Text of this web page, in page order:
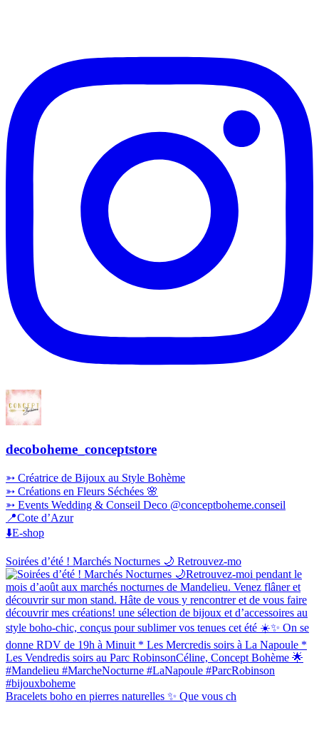
decoboheme_conceptstore
➳ Créatrice de Bijoux au Style Bohème
➳ Créations en Fleurs Séchées 🌸
➳ Events Wedding & Conseil Deco @conceptboheme.conseil
📍Cote d’Azur
⬇️E-shop
Soirées d’été ! Marchés Nocturnes 🌙 Retrouvez-mo
Bracelets boho en pierres naturelles ✨ Que vous ch